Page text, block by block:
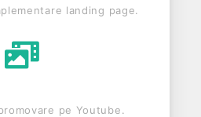
landing page.
pe Youtube.